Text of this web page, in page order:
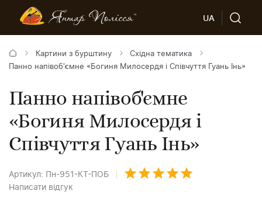
UA
Картини з бурштину
Східна тематика
Панно напівоб'ємне «Богиня Милосердя і Співчуття Гуань Інь»
Панно напівоб'ємне
«Богиня Милосердя і
Співчуття Гуань Інь»
Артикул: Пн-951-КТ-ПОБ
Написати відгук